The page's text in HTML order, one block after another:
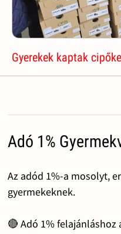
Gyerekek kaptak
Adó 1%
Az adód 1%-a mosolyt,
gyermekeknek.
🔴 Adó 1% felajánláshoz